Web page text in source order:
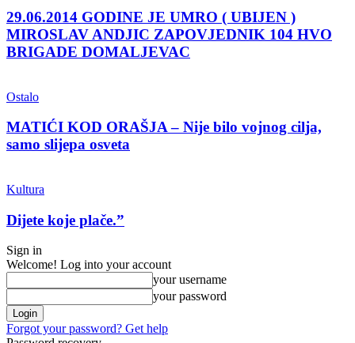
29.06.2014 GODINE JE UMRO ( UBIJEN )
MIROSLAV ANDJIC ZAPOVJEDNIK 104 HVO
BRIGADE DOMALJEVAC
Ostalo
MATIĆI KOD ORAŠJA – Nije bilo vojnog cilja,
samo slijepa osveta
Kultura
Dijete koje plače.”
Sign in
Welcome! Log into your account
your username
your password
Forgot your password? Get help